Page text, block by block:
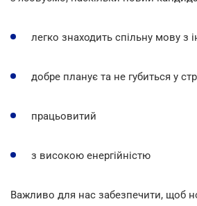
легко знаходить спільну мову
добре планує та не губиться у
працьовитий
з високою енергійністю
Важливо для нас забезпечити, щоб